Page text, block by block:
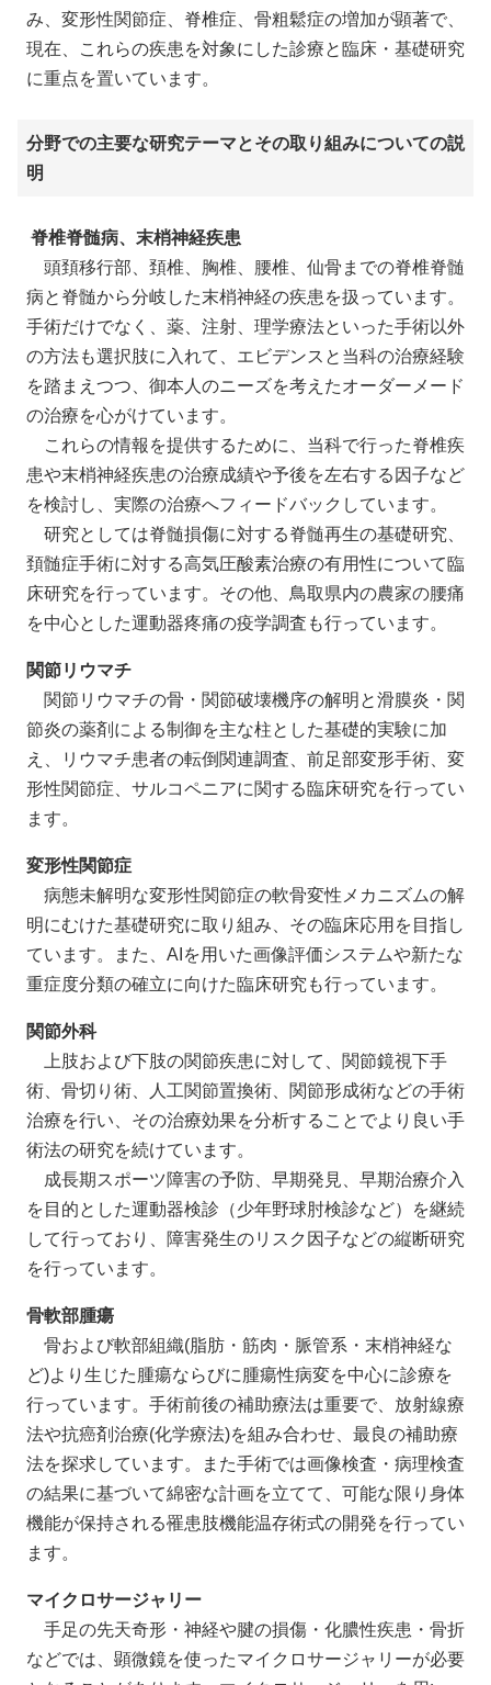
み、変形性関節症、脊椎症、骨粗鬆症の増加が顕著で、
現在、これらの疾患を対象にした診療と臨床・基礎研究
に重点を置いています。
分野での主要な研究テーマとその取り組みについての説
明
脊椎脊髄病、末梢神経疾患
頭頚移行部、頚椎、胸椎、腰椎、仙骨までの脊椎脊髄
病と脊髄から分岐した末梢神経の疾患を扱っています。
手術だけでなく、薬、注射、理学療法といった手術以外
の方法も選択肢に入れて、エビデンスと当科の治療経験
を踏まえつつ、御本人のニーズを考えたオーダーメード
の治療を心がけています。
これらの情報を提供するために、当科で行った脊椎疾
患や末梢神経疾患の治療成績や予後を左右する因子など
を検討し、実際の治療へフィードバックしています。
研究としては脊髄損傷に対する脊髄再生の基礎研究、
頚髄症手術に対する高気圧酸素治療の有用性について臨
床研究を行っています。その他、鳥取県内の農家の腰痛
を中心とした運動器疼痛の疫学調査も行っています。
関節リウマチ
関節リウマチの骨・関節破壊機序の解明と滑膜炎・関
節炎の薬剤による制御を主な柱とした基礎的実験に加
え、リウマチ患者の転倒関連調査、前足部変形手術、変
形性関節症、サルコペニアに関する臨床研究を行ってい
ます。
変形性関節症
病態未解明な変形性関節症の軟骨変性メカニズムの解
明にむけた基礎研究に取り組み、その臨床応用を目指し
ています。また、AIを用いた画像評価システムや新たな
重症度分類の確立に向けた臨床研究も行っています。
関節外科
上肢および下肢の関節疾患に対して、関節鏡視下手
術、骨切り術、人工関節置換術、関節形成術などの手術
治療を行い、その治療効果を分析することでより良い手
術法の研究を続けています。
成長期スポーツ障害の予防、早期発見、早期治療介入
を目的とした運動器検診（少年野球肘検診など）を継続
して行っており、障害発生のリスク因子などの縦断研究
を行っています。
骨軟部腫瘍
骨および軟部組織(脂肪・筋肉・脈管系・末梢神経な
ど)より生じた腫瘍ならびに腫瘍性病変を中心に診療を
行っています。手術前後の補助療法は重要で、放射線療
法や抗癌剤治療(化学療法)を組み合わせ、最良の補助療
法を探求しています。また手術では画像検査・病理検査
の結果に基づいて綿密な計画を立てて、可能な限り身体
機能が保持される罹患肢機能温存術式の開発を行ってい
ます。
マイクロサージャリー
手足の先天奇形・神経や腱の損傷・化膿性疾患・骨折
などでは、顕微鏡を使ったマイクロサージャリーが必要